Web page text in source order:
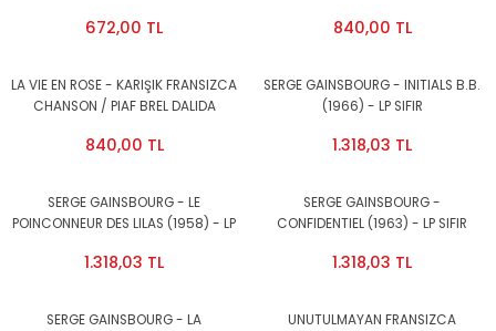
672,00 TL
AZNAVOUR YVES MONTAND - LP
840,00 TL
LA VIE EN ROSE - KARIŞIK FRANSIZCA
CHANSON / PIAF BREL DALIDA
840,00 TL
SERGE GAINSBOURG - INITIALS B.B.
(1966) - LP SIFIR
1.318,03 TL
SERGE GAINSBOURG - LE
POINCONNEUR DES LILAS (1958) - LP
1.318,03 TL
SERGE GAINSBOURG -
CONFIDENTIEL (1963) - LP SIFIR
1.318,03 TL
SERGE GAINSBOURG - LA
UNUTULMAYAN FRANSIZCA